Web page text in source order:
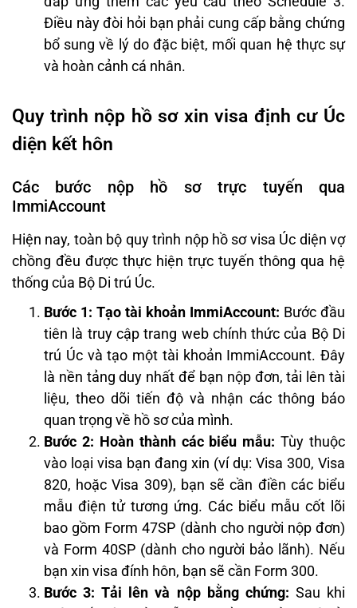
Điều này đòi hỏi bạn phải cung cấp bằng chứng
bổ sung về lý do đặc biệt, mối quan hệ thực sự
và hoàn cảnh cá nhân.
Quy trình nộp hồ sơ xin visa định cư Úc
diện kết hôn
Các bước nộp hồ sơ trực tuyến qua
ImmiAccount
Hiện nay, toàn bộ quy trình nộp hồ sơ visa Úc diện vợ
chồng đều được thực hiện trực tuyến thông qua hệ
thống của Bộ Di trú Úc.
Bước 1: Tạo tài khoản ImmiAccount: Bước đầu
tiên là truy cập trang web chính thức của Bộ Di
trú Úc và tạo một tài khoản ImmiAccount. Đây
là nền tảng duy nhất để bạn nộp đơn, tải lên tài
liệu, theo dõi tiến độ và nhận các thông báo
quan trọng về hồ sơ của mình.
Bước 2: Hoàn thành các biểu mẫu: Tùy thuộc
vào loại visa bạn đang xin (ví dụ: Visa 300, Visa
820, hoặc Visa 309), bạn sẽ cần điền các biểu
mẫu điện tử tương ứng. Các biểu mẫu cốt lõi
bao gồm Form 47SP (dành cho người nộp đơn)
và Form 40SP (dành cho người bảo lãnh). Nếu
bạn xin visa đính hôn, bạn sẽ cần Form 300.
Bước 3: Tải lên và nộp bằng chứng: Sau khi